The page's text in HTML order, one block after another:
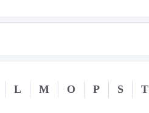
L M O P S T